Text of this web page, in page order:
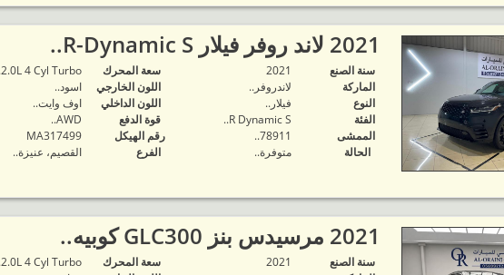
2021 لاند روفر فيلار R-Dynamic S..
سنة الصنع
2021
الماركة
لاندروفر..
النوع
فيلار..
الفئة
R Dynamic S..
الممشى
78911..
الحالة
متوفرة‬..
‬سعة المحرك
2.0L 4 Cyl Turbo..
اللون الخارجي
اسود..
اللون الداخلي
اوف وايت..
قوة الدفع
AWD..
رقم الهيكل
MA317499
الفرع
القصيم، عنيزة..
2021 مرسيدس بنز GLC300 كوبيه..
سنة الصنع
2021
‬سعة المحرك
2.0L 4 Cyl Turbo..